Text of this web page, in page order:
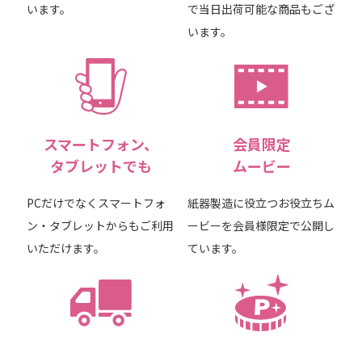
います。
で当日出荷可能な商品もござ
います。
スマートフォン、
タブレットでも
PCだけでなくスマートフォ
ン・タブレットからもご利用
いただけます。
会員限定
ムービー
紙器製造に役立つお役立ちム
ービーを会員様限定で公開し
ています。